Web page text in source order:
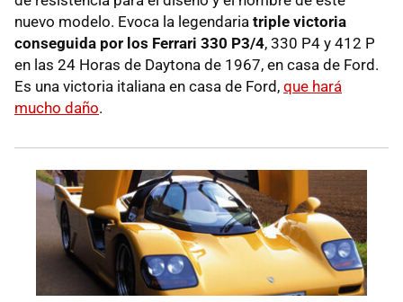
nuevo modelo. Evoca la legendaria triple victoria
conseguida por los Ferrari 330 P3/4, 330 P4 y 412 P
en las 24 Horas de Daytona de 1967, en casa de Ford.
Es una victoria italiana en casa de Ford, que hará
mucho daño.